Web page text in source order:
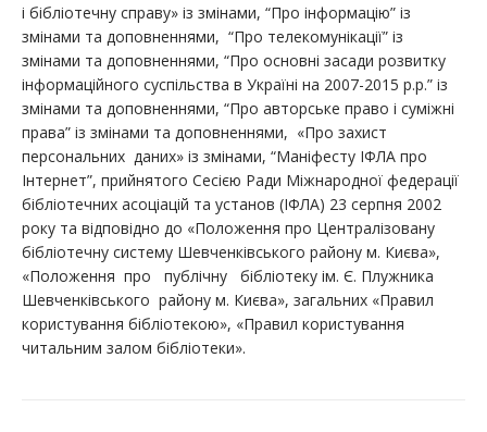
і бібліотечну справу» із змінами, “Про інформацію” із
змінами та доповненнями, “Про телекомунікації” із
змінами та доповненнями, “Про основні засади розвитку
інформаційного суспільства в Україні на 2007-2015 р.р.” із
змінами та доповненнями, “Про авторське право і суміжні
права” із змінами та доповненнями, «Про захист
персональних даних» із змінами, “Маніфесту ІФЛА про
Інтернет”, прийнятого Сесією Ради Міжнародної федерації
бібліотечних асоціацій та установ (ІФЛА) 23 серпня 2002
року та відповідно до «Положення про Централізовану
бібліотечну систему Шевченківського району м. Києва»,
«Положення про публічну бібліотеку ім. Є. Плужника
Шевченківського району м. Києва», загальних «Правил
користування бібліотекою», «Правил користування
читальним залом бібліотеки».